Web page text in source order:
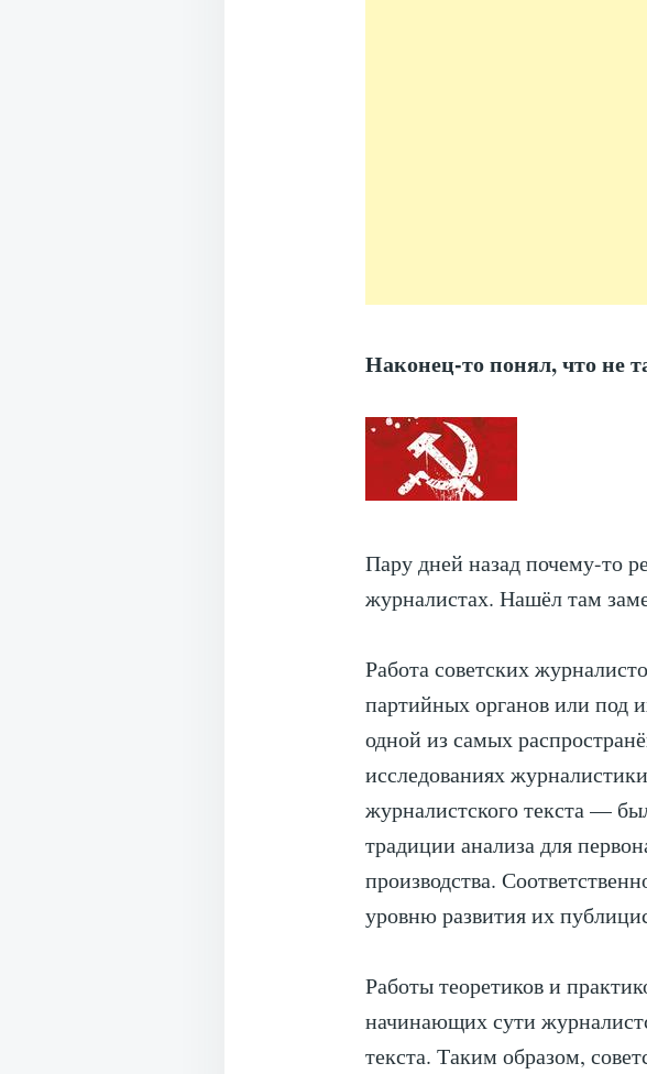
Наконец-то понял, что не
Пару дней назад почему-то
журналистах. Нашёл там
Работа советских
партийных органов или под
одной из самых
исследованиях
журналистского текста —
традиции анализа для
производства.
уровню развития их
Работы теоретиков и
начинающих сути
текста. Таким образом,